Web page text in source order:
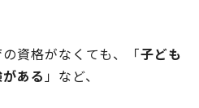
資格がなくても、「子ども
ある」など、